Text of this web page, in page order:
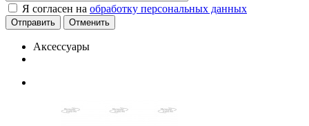
Я согласен на обработку персональных данных
Отменить
Аксессуары